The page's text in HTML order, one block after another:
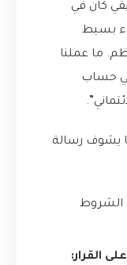
كان في
بسيط
ما عملنا
حساب
يشوف رسالة
الشروط
القرار: